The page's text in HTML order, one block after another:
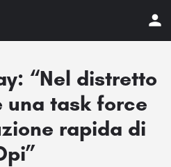
“Nel distretto
una task force
rapida di